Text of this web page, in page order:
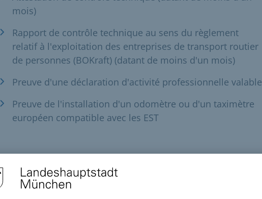
mois)
Rapport de contrôle technique au sens du règlement
relatif à l'exploitation des entreprises de transport routier
de personnes (BOKraft) (datant de moins d'un mois)
Preuve d'une déclaration d'activité professionnelle valable
Preuve de l'installation d'un odomètre ou d'un taximètre
européen compatible avec les EST
et coûts